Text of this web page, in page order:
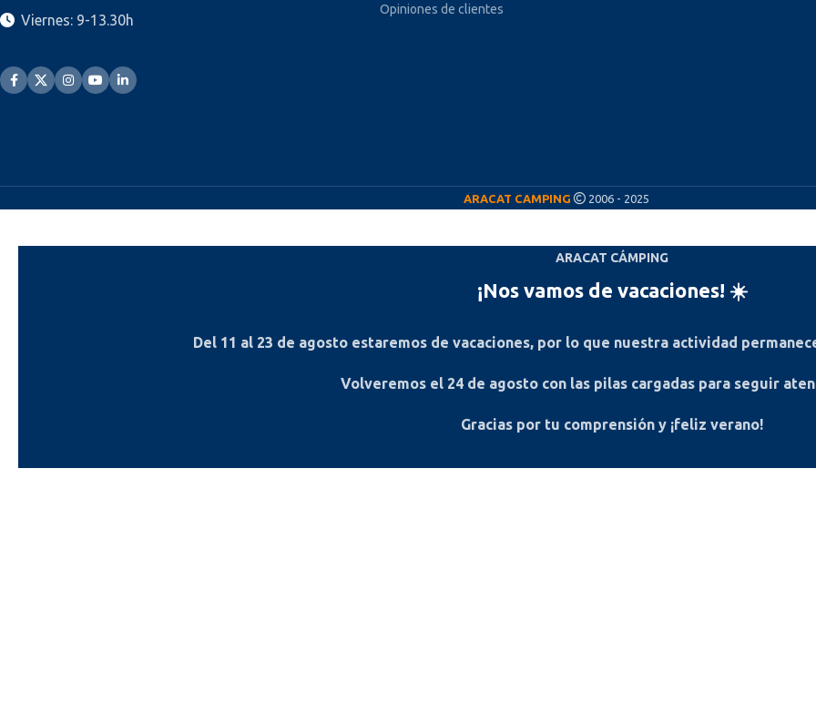
Viernes: 9-13.30h
Opiniones de clientes
ARACAT CAMPING 2006 - 2025
ARACAT CÁMPING
¡Nos vamos de vacaciones! ☀️
Del 11 al 23 de agosto estaremos de vacaciones, por lo que nuestra actividad
Volveremos el 24 de agosto con las pilas cargadas para seguir
Gracias por tu comprensión y ¡feliz verano!